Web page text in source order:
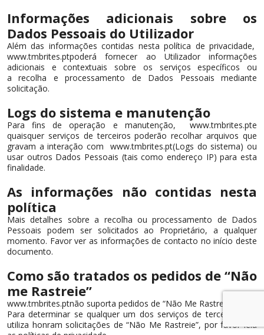
Informações adicionais sobre os
Dados Pessoais do Utilizador
Além das informações contidas nesta política de privacidade,
www.tmbrites.ptpoderá fornecer ao Utilizador informações
adicionais e contextuais sobre os serviços específicos ou
a recolha e processamento de Dados Pessoais mediante
solicitação.
Logs do sistema e manutenção
Para fins de operação e manutenção, www.tmbrites.pte
quaisquer serviços de terceiros poderão recolhar arquivos que
gravam a interação com www.tmbrites.pt(Logs do sistema) ou
usar outros Dados Pessoais (tais como endereço IP) para esta
finalidade.
As informações não contidas nesta
política
Mais detalhes sobre a recolha ou processamento de Dados
Pessoais podem ser solicitados ao Proprietário, a qualquer
momento. Favor ver as informações de contacto no início deste
documento.
Como são tratados os pedidos de “Não
me Rastreie”
www.tmbrites.ptnão suporta pedidos de “Não Me Rastreie”.
Para determinar se qualquer um dos serviços de terceiros que
utiliza honram solicitações de “Não Me Rastreie”, por favor leia